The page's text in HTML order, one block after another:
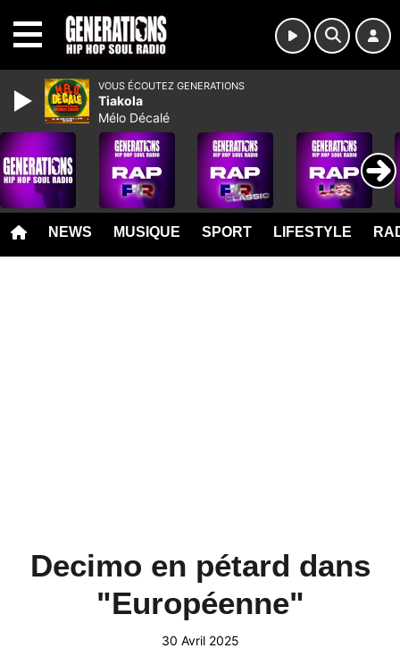
NEWS MUSIQUE SPORT LIFESTYLE
Decimo en pétard dans
"Européenne"
30 Avril 2025
VOUS ÉCOUTEZ GENERATIONS
Tiakola
Mélo Décalé